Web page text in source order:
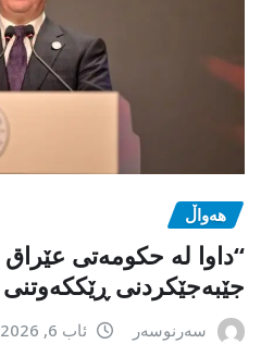
هەواڵ
“داوا لە حكومەتی
جێبەجێكردنی
سەرنوسەر ئاب 6, 2026